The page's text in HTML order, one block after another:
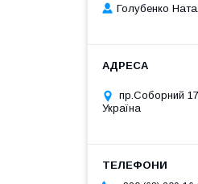
Голубенко
пр.Соборний
Україна